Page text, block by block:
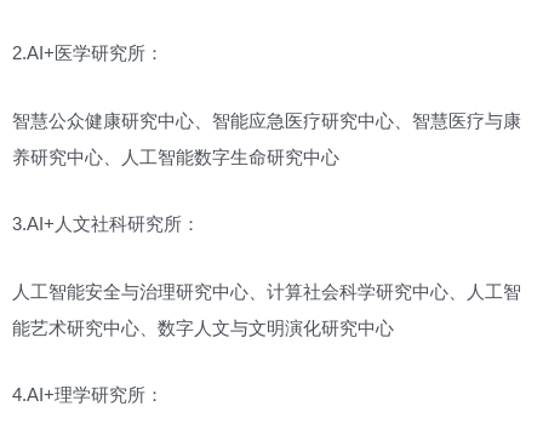
2.AI+医学研究所：
智慧公众健康研究中心、智能应急医疗研究中心、智慧医疗与康
养研究中心、人工智能数字生命研究中心
3.AI+人文社科研究所：
人工智能安全与治理研究中心、计算社会科学研究中心、人工智
能艺术研究中心、数字人文与文明演化研究中心
4.AI+理学研究所：